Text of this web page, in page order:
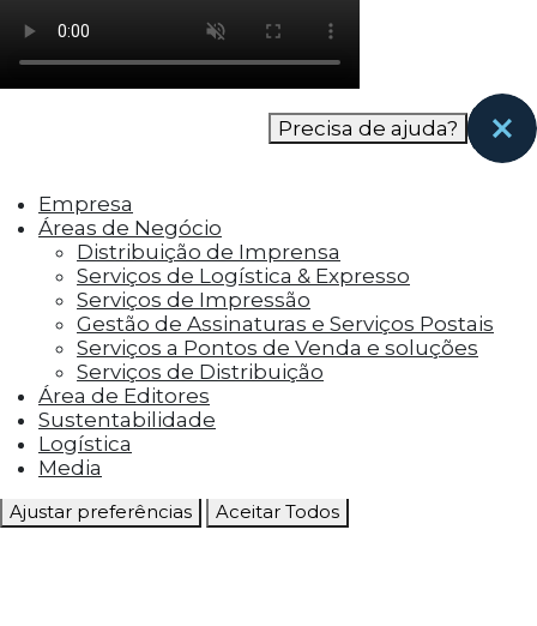
como os visitantes interagem com o site. Esses
cookies ajudam a fornecer informações sobre
as métricas do número de visitantes, taxa de
rejeição, origem do tráfego, etc.
funcionalidades, como compartilhar o
conteúdo do site em plataformas de social
media, coletar feedbacks e outros recursos de
terceiros.
Cookies Marketing
Os cookies de marketing são usados para
entregar aos visitantes anúncios
personalizados com base nas páginas que eles
visitaram antes e analisar a eficácia da
campanha publicitária.
Ajustar preferências Aceitar Todos
Precisa de ajuda?
Empresa
Áreas de Negócio
Distribuição de Imprensa
Serviços de Logística & Expresso
Serviços de Impressão
Gestão de Assinaturas e Serviços Postais
Serviços a Pontos de Venda e soluções
Serviços de Distribuição
Área de Editores
Sustentabilidade
Logística
Media